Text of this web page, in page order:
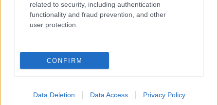
related to security, including authentication
functionality and fraud prevention, and other
user protection.
CONFIRM
Data Deletion Data Access Privacy Policy
Akkor, amikor itt vagyunk, a legkönnyebb
akár vagy a Dzsudzsákra, vagy a Husztira,
bárkire mutogatni. Azt mondom, hogy
senkinek nem jó ez a szituáció.
Ahogy vállaltuk azt is, hogy odamentünk a meccs